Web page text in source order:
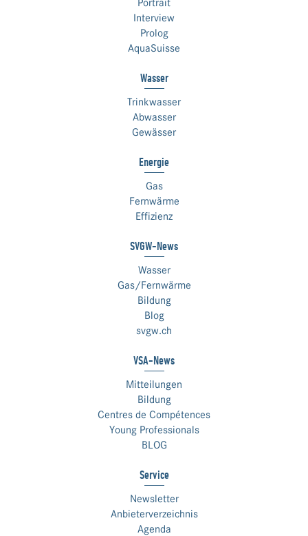
Portrait
Interview
Prolog
AquaSuisse
Wasser
Trinkwasser
Abwasser
Gewässer
Energie
Gas
Fernwärme
Effizienz
SVGW-News
Wasser
Gas/Fernwärme
Bildung
Blog
svgw.ch
VSA-News
Mitteilungen
Bildung
Centres de Compétences
Young Professionals
BLOG
Service
Newsletter
Anbieterverzeichnis
Agenda